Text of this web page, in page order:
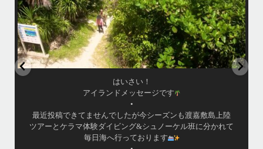
はいさい！
アイランドメッセージです
•
最近投稿できてませんでしたが今シーズンも渡嘉敷島上陸
ツアーとケラマ体験ダイビング&シュノーケル班に分かれて
毎日海へ行っております